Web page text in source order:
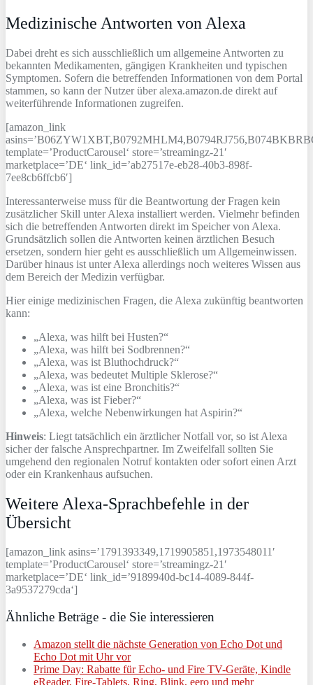
Medizinische Antworten von Alexa
Dabei dreht es sich ausschließlich um allgemeine Antworten zu
bekannten Medikamenten, gängigen Krankheiten und typischen
Symptomen. Sofern die betreffenden Informationen von dem Portal
stammen, so kann der Nutzer über alexa.amazon.de direkt auf
weiterführende Informationen zugreifen.
[amazon_link
template=’ProductCarousel‘ store=’streamingz-21′
marketplace=’DE‘ link_id=’ab27517e-eb28-40b3-898f-
7ee8cb6ffcb6′]
Interessanterweise muss für die Beantwortung der Fragen kein
zusätzlicher Skill unter Alexa installiert werden. Vielmehr befinden
sich die betreffenden Antworten direkt im Speicher von Alexa.
Grundsätzlich sollen die Antworten keinen ärztlichen Besuch
ersetzen, sondern hier geht es ausschließlich um Allgemeinwissen.
Darüber hinaus ist unter Alexa allerdings noch weiteres Wissen aus
dem Bereich der Medizin verfügbar.
Hier einige medizinischen Fragen, die Alexa zukünftig beantworten
kann:
„Alexa, was hilft bei Husten?“
„Alexa, was hilft bei Sodbrennen?“
„Alexa, was ist Bluthochdruck?“
„Alexa, was bedeutet Multiple Sklerose?“
„Alexa, was ist eine Bronchitis?“
„Alexa, was ist Fieber?“
„Alexa, welche Nebenwirkungen hat Aspirin?“
Hinweis: Liegt tatsächlich ein ärztlicher Notfall vor, so ist Alexa
sicher der falsche Ansprechpartner. Im Zweifelfall sollten Sie
umgehend den regionalen Notruf kontakten oder sofort einen Arzt
oder ein Krankenhaus aufsuchen.
Weitere Alexa-Sprachbefehle in der
Übersicht
[amazon_link asins=’1791393349,1719905851,1973548011′
template=’ProductCarousel‘ store=’streamingz-21′
marketplace=’DE‘ link_id=’9189940d-bc14-4089-844f-
3a9537279cda‘]
Ähnliche Beträge - die Sie interessieren
Amazon stellt die nächste Generation von Echo Dot und
Echo Dot mit Uhr vor
Prime Day: Rabatte für Echo- und Fire TV-Geräte, Kindle
eReader, Fire-Tablets, Ring, Blink, eero und mehr